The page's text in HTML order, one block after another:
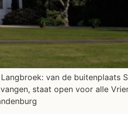
van de buitenplaats
staat open voor alle